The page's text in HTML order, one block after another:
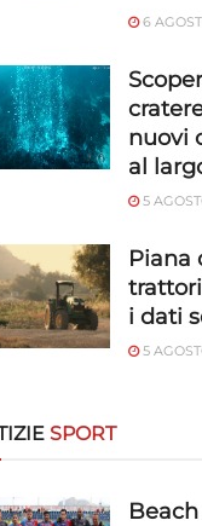
6
nuovi
al
5
Piana
i dati
5
SPORT